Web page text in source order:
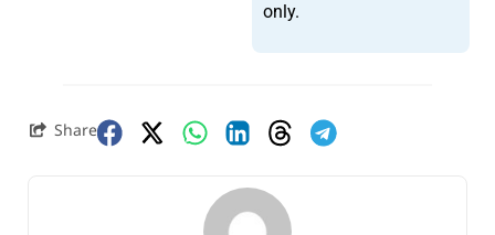
only.
Share